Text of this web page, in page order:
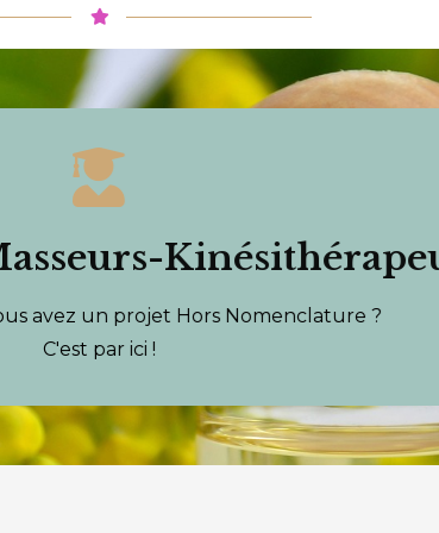
avez un projet Hors Nomenclature ?
C'est par ici !
Pro pour les Kinés
en groupe, acommpagnement individuel
PROGRAMME PERSONNALISÉ